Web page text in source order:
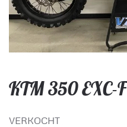
KTM 350 EXC-F
VERKOCHT